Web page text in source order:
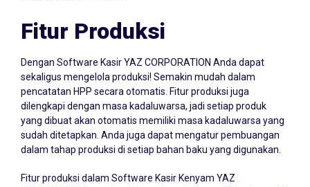
Fitur Produksi
sekaligus mengelola produksi! Semakin mudah dalam
pencatatan HPP secara otomatis. Fitur produksi juga
dilengkapi dengan masa kadaluwarsa, jadi setiap produk
yang dibuat akan otomatis memiliki masa kadaluwarsa yang
sudah ditetapkan. Anda juga dapat mengatur pembuangan
dalam tahap produksi di setiap bahan baku yang digunakan.
CORPORATION cocok untuk usaha pabrik, perakitan, konveksi